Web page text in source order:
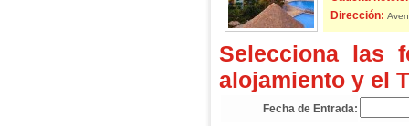
Dirección:
Selecciona las
alojamiento y el
Fecha de Entrada: